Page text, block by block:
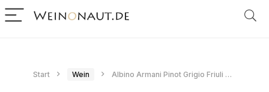
Start Wein Albino Armani Pinot Grigio Friuli Grave 2025